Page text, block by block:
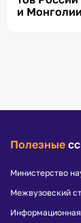
и Монголии
Полезные
Министерство
Межвузовский